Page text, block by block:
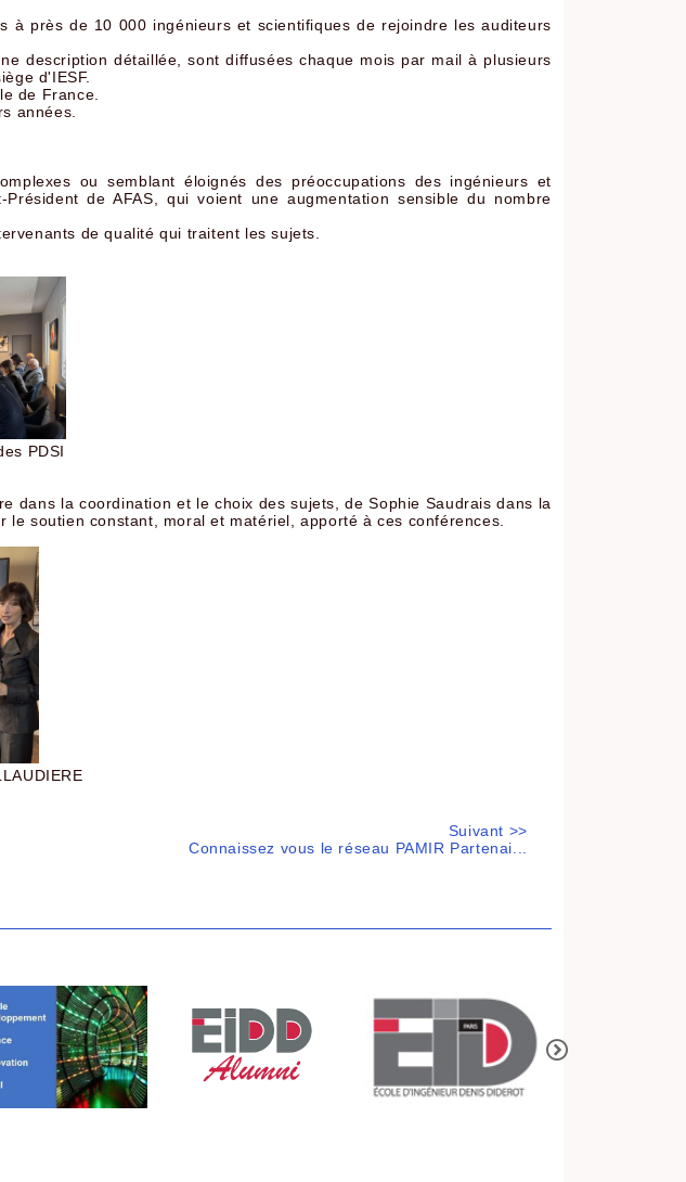
près de 10 000 ingénieurs et scientifiques de rejoindre les auditeurs
description détaillée, sont diffusées chaque mois par mail à plusieurs
d'IESF.
de France.
années.
ou semblant éloignés des préoccupations des ingénieurs et
de AFAS, qui voient une augmentation sensible du nombre
de qualité qui traitent les sujets.
PDSI
dans la coordination et le choix des sujets, de Sophie Saudrais dans la
soutien constant, moral et matériel, apporté à ces conférences.
Suivant >>
Connaissez vous le réseau PAMIR Partenai...